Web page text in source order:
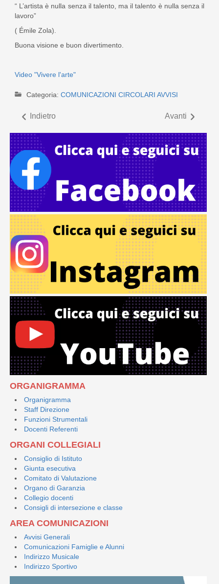
ORGANIGRAMMA
Organigramma
Staff Direzione
Funzioni Strumentali
Docenti Referenti
ORGANI COLLEGIALI
Consiglio di Istituto
Giunta esecutiva
Comitato di Valutazione
Organo di Garanzia
Collegio docenti
Consigli di intersezione e classe
AREA COMUNICAZIONI
Avvisi Generali
Comunicazioni Famiglie e Alunni
Indirizzo Musicale
Indirizzo Sportivo
“ L’artista è nulla senza il talento, ma il talento è nulla senza il
lavoro”
( Émile Zola).
Buona visione e buon divertimento.
Video "Vivere l'arte"
Categoria: COMUNICAZIONI CIRCOLARI AVVISI
Indietro Avanti